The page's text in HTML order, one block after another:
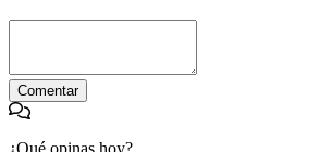
Comentar